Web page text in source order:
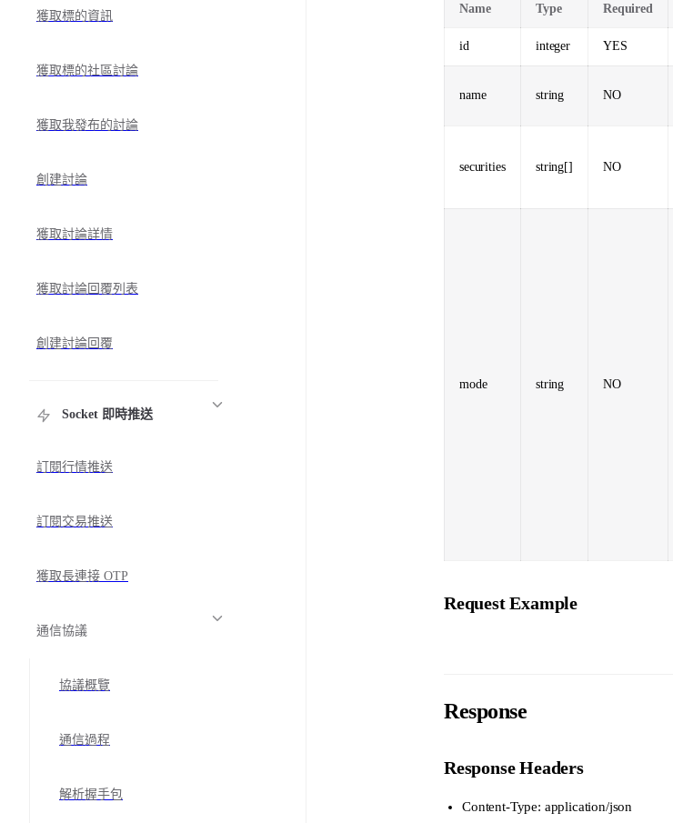
獲取標的資訊
獲取標的社區討論
獲取我發布的討論
創建討論
獲取討論詳情
獲取討論回覆列表
創建討論回覆
Socket 即時推送
訂閱行情推送
訂閱交易推送
獲取長連接 OTP
通信協議
協議概覽
通信過程
解析握手包
Name Type Required
id integer YES
name string NO
securities string[] NO
mode string NO
Request Example
Response
Response Headers
Content-Type: application/json